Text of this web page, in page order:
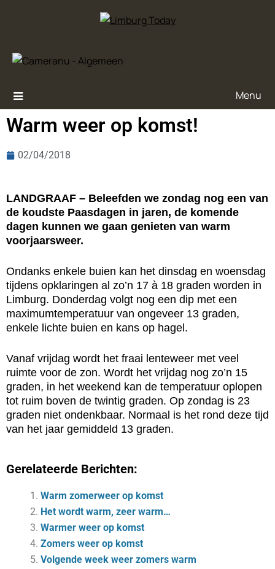
Menu
Warm weer op komst!
02/04/2018
LANDGRAAF – Beleefden we zondag nog een van
de koudste Paasdagen in jaren, de komende
dagen kunnen we gaan genieten van warm
voorjaarsweer.
Ondanks enkele buien kan het dinsdag en woensdag
tijdens opklaringen al zo’n 17 à 18 graden worden in
Limburg. Donderdag volgt nog een dip met een
maximumtemperatuur van ongeveer 13 graden,
enkele lichte buien en kans op hagel.
Vanaf vrijdag wordt het fraai lenteweer met veel
ruimte voor de zon. Wordt het vrijdag nog zo’n 15
graden, in het weekend kan de temperatuur oplopen
tot ruim boven de twintig graden. Op zondag is 23
graden niet ondenkbaar. Normaal is het rond deze tijd
van het jaar gemiddeld 13 graden.
Gerelateerde Berichten:
Warm zomerweer op komst
Het wordt warm, zeer warm…
Warmer weer op komst
Zomers weer op komst
Volgende week weer zomers warm